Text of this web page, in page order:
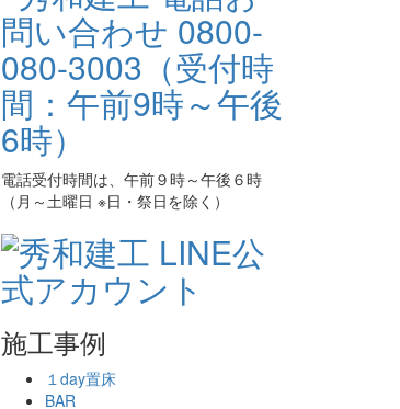
電話受付時間は、午前９時～午後６時
（月～土曜日 ※日・祭日を除く）
施工事例
１day置床
BAR